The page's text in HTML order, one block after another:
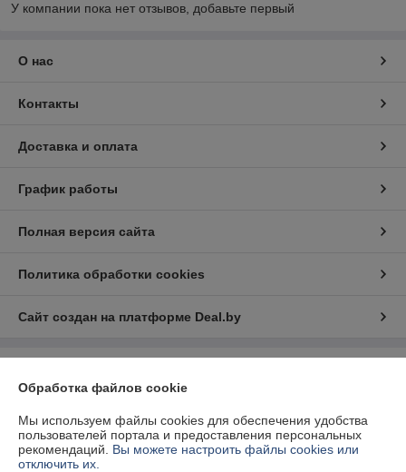
У компании пока нет отзывов, добавьте первый
О нас
Контакты
Доставка и оплата
График работы
Полная версия сайта
Политика обработки cookies
Сайт создан на платформе Deal.by
220112, г. Минск, ул. Прушинских 31А, оф. 81
Регистрационный номер ЕГР: 192673377
Обработка файлов cookie
Мы используем файлы cookies для обеспечения удобства
пользователей портала и предоставления персональных
рекомендаций. Вы можете настроить файлы cookies или
отключить их.